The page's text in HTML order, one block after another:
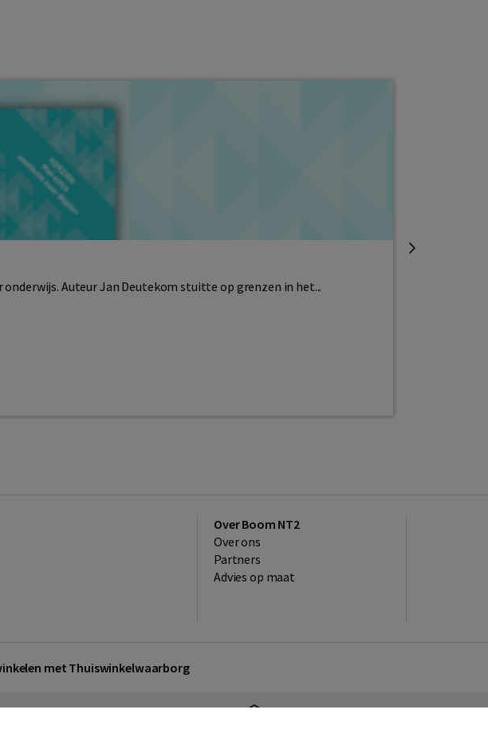
Auteur Jan Deutekom stuitte op grenzen in het...
Over Boom NT2
Over ons
Partners
Advies op maat
met Thuiswinkelwaarborg